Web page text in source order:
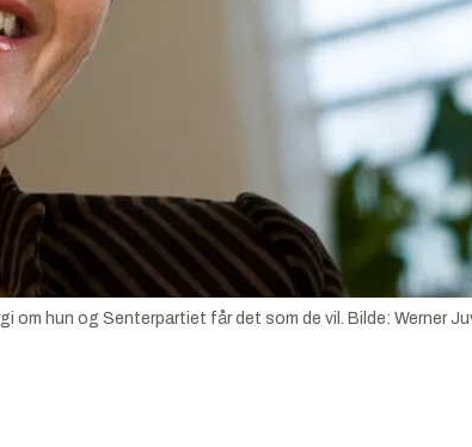
om hun og Senterpartiet får det som de vil. Bilde: Werner